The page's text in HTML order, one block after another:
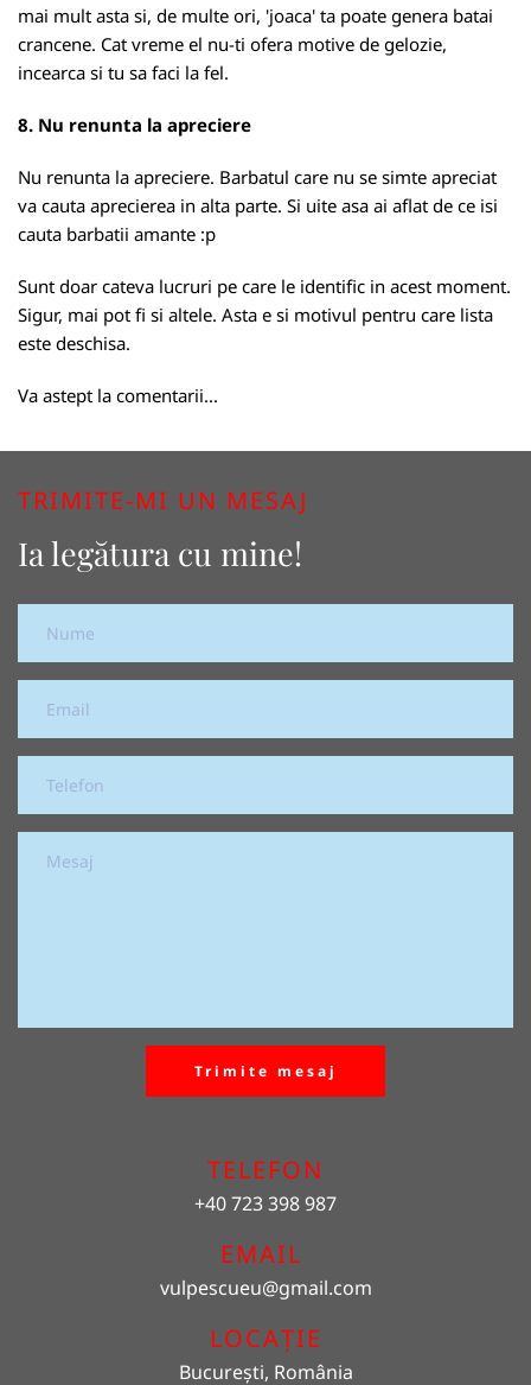
mai mult asta si, de multe ori, 'joaca' ta poate genera batai
crancene. Cat vreme el nu-ti ofera motive de gelozie,
incearca si tu sa faci la fel.
8. Nu renunta la apreciere
Nu renunta la apreciere. Barbatul care nu se simte apreciat
va cauta aprecierea in alta parte. Si uite asa ai aflat de ce isi
cauta barbatii amante :p
Sunt doar cateva lucruri pe care le identific in acest moment.
Sigur, mai pot fi si altele. Asta e si motivul pentru care lista
este deschisa.
Va astept la comentarii...
TRIMITE-MI UN MESAJ
Ia legătura cu mine!
Trimite mesaj
TELEFON
+40 723 398 987
EMAIL
vulpescueu@gmail.com
LOCAȚIE
București, România